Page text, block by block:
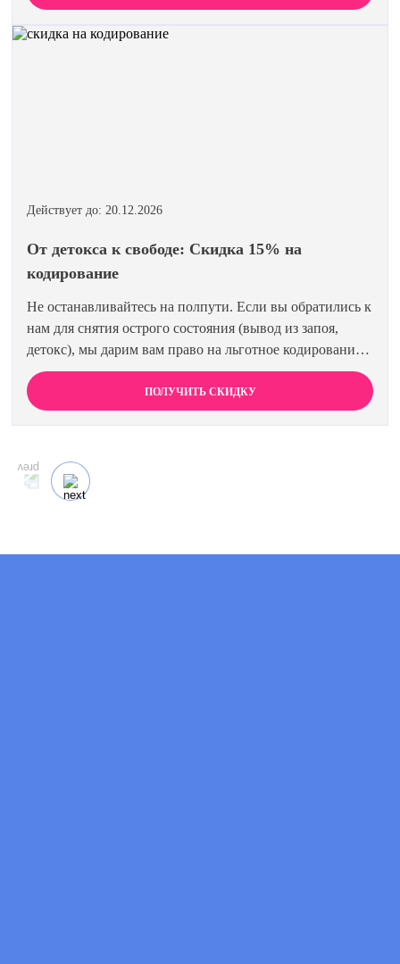
гарантированы. Действуйте по удостоверению.
Действует до: 20.12.2026
От детокса к свободе: Скидка 15% на
кодирование
Не останавливайтесь на полпути. Если вы обратились к
нам для снятия острого состояния (вывод из запоя,
детокс), мы дарим вам право на льготное кодирование.
Просто предъявите документ об оплате первичной
процедуры, и получите скидку 15% на любой метод
кодирования в нашей клинике. Ваш путь к трезвости
ПОЛУЧИТЬ СКИДКУ